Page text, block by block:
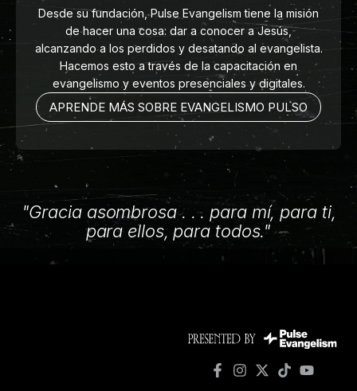
Desde su fundación, Pulse Evangelism tiene la misión
de hacer una cosa: dar a conocer a Jesús,
alcanzando a los perdidos y desatando al evangelista.
Hacemos esto a través de la capacitación en
evangelismo y eventos presenciales y digitales.
APRENDE MÁS SOBRE EVANGELISMO PULSO
"Gracia asombrosa . . . para mí, para ti,
para ellos, para todos."